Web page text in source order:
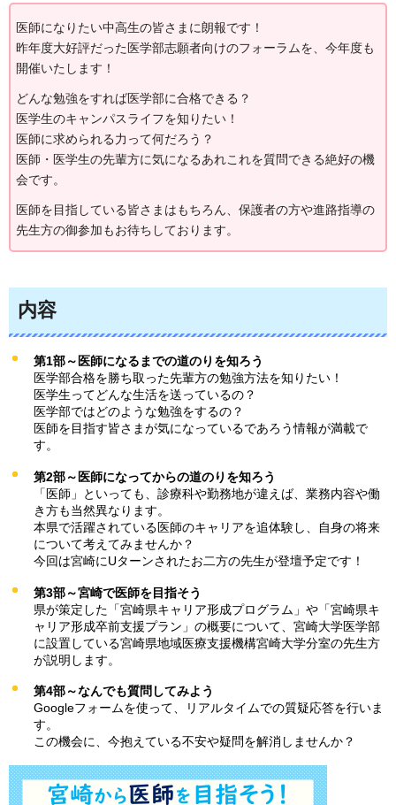
医師になりたい中高生の皆さまに朗報です！
昨年度大好評だった医学部志願者向けのフォーラムを、今年度も
開催いたします！
どんな勉強をすれば医学部に合格できる？
医学生のキャンパスライフを知りたい！
医師に求められる力って何だろう？
医師・医学生の先輩方に気になるあれこれを質問できる絶好の機
会です。
医師を目指している皆さまはもちろん、保護者の方や進路指導の
先生方の御参加もお待ちしております。
内容
第1部～医師になるまでの道のりを知ろう
医学部合格を勝ち取った先輩方の勉強方法を知りたい！
医学生ってどんな生活を送っているの？
医学部ではどのような勉強をするの？
医師を目指す皆さまが気になっているであろう情報が満載で
す。
第2部～医師になってからの道のりを知ろう
「医師」といっても、診療科や勤務地が違えば、業務内容や働
き方も当然異なります。
本県で活躍されている医師のキャリアを追体験し、自身の将来
について考えてみませんか？
今回は宮崎にUターンされたお二方の先生が登壇予定です！
第3部～宮崎で医師を目指そう
県が策定した「宮崎県キャリア形成プログラム」や「宮崎県キ
ャリア形成卒前支援プラン」の概要について、宮崎大学医学部
に設置している宮崎県地域医療支援機構宮崎大学分室の先生方
が説明します。
第4部～なんでも質問してみよう
Googleフォームを使って、リアルタイムでの質疑応答を行いま
す。
この機会に、今抱えている不安や疑問を解消しませんか？